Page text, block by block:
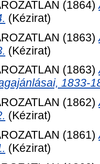
(1864)
(Kézirat)
(1863)
(Kézirat)
(1863)
1833-
(1862)
(Kézirat)
(1861)
(Kézirat)